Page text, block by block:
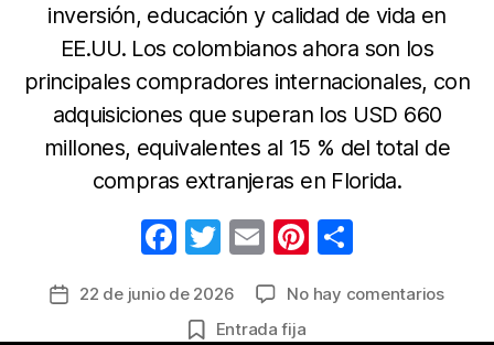
inversión, educación y calidad de vida en
EE.UU. Los colombianos ahora son los
principales compradores internacionales, con
adquisiciones que superan los USD 660
millones, equivalentes al 15 % del total de
compras extranjeras en Florida.
F
c
T
itt
E
ail
Pi
er m
Fecha22 de junio de 2026 No hay comentariosen
auge
Entrada fija